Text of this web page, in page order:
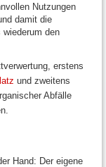
Nutzungen
damit die
wiederum den
erstens
und zweitens
Abfälle
Hand: Der eigene